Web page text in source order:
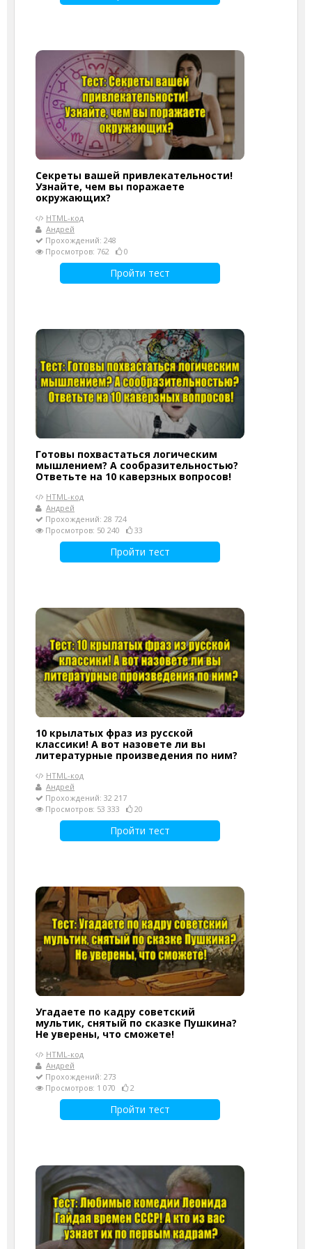
Секреты вашей привлекательности!
Узнайте, чем вы поражаете
окружающих?
HTML-код
Андрей
Прохождений: 248
Просмотров: 762
0
Пройти тест
Готовы похвастаться логическим
мышлением? А сообразительностью?
Ответьте на 10 каверзных вопросов!
HTML-код
Андрей
Прохождений: 28 724
Просмотров: 50 240
33
Пройти тест
10 крылатых фраз из русской
классики! А вот назовете ли вы
литературные произведения по ним?
HTML-код
Андрей
Прохождений: 32 217
Просмотров: 53 333
20
Пройти тест
Угадаете по кадру советский
мультик, снятый по сказке Пушкина?
Не уверены, что сможете!
HTML-код
Андрей
Прохождений: 273
Просмотров: 1 070
2
Пройти тест